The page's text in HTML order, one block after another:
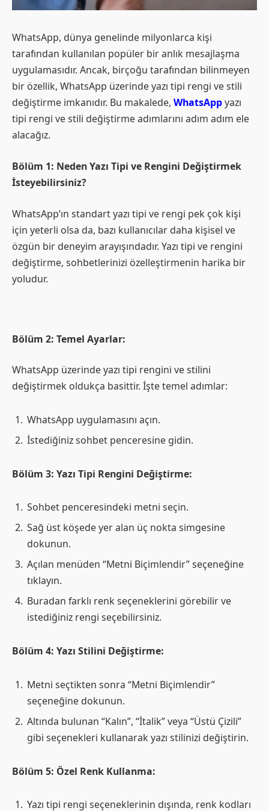
WhatsApp, dünya genelinde milyonlarca kişi
tarafından kullanılan popüler bir anlık mesajlaşma
uygulamasıdır. Ancak, birçoğu tarafından bilinmeyen
bir özellik, WhatsApp üzerinde yazı tipi rengi ve stili
değiştirme imkanıdır. Bu makalede, WhatsAppyazı
tipi rengi ve stili değiştirme adımlarını adım adım ele
alacağız.
Bölüm 1: Neden Yazı Tipi ve Rengini Değiştirmek
İsteyebilirsiniz?
WhatsApp’ın standart yazı tipi ve rengi pek çok kişi
için yeterli olsa da, bazı kullanıcılar daha kişisel ve
özgün bir deneyim arayışındadır. Yazı tipi ve rengini
değiştirme, sohbetlerinizi özelleştirmenin harika bir
yoludur.
Bölüm 2: Temel Ayarlar:
WhatsApp üzerinde yazı tipi rengini ve stilini
değiştirmek oldukça basittir. İşte temel adımlar:
WhatsApp uygulamasını açın.
İstediğiniz sohbet penceresine gidin.
Bölüm 3: Yazı Tipi Rengini Değiştirme:
Sohbet penceresindeki metni seçin.
Sağ üst köşede yer alan üç nokta simgesine
dokunun.
Açılan menüden “Metni Biçimlendir” seçeneğine
tıklayın.
Buradan farklı renk seçeneklerini görebilir ve
istediğiniz rengi seçebilirsiniz.
Bölüm 4: Yazı Stilini Değiştirme:
Metni seçtikten sonra “Metni Biçimlendir”
seçeneğine dokunun.
Altında bulunan “Kalın”, “İtalik” veya “Üstü Çizili”
gibi seçenekleri kullanarak yazı stilinizi değiştirin.
Bölüm 5: Özel Renk Kullanma:
Yazı tipi rengi seçeneklerinin dışında, renk kodları